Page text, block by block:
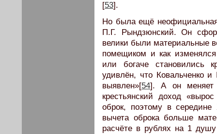
[53].
Но была ещё
П.Г. Рындзюнский. Он
велики были материальные
помещиком и как
или богаче становились
удивлён, что Ковальченко
выявлен»[54]. А он меняет
крестьянский доход
оброк, поэтому в середине
вычета оброка больше
расчёте в рублях на 1